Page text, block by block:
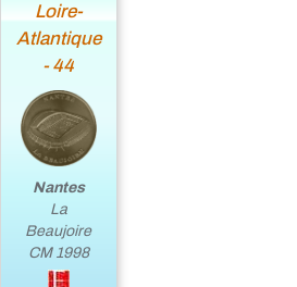
Loire-
Atlantique
- 44
Nantes
La
Beaujoire
CM 1998